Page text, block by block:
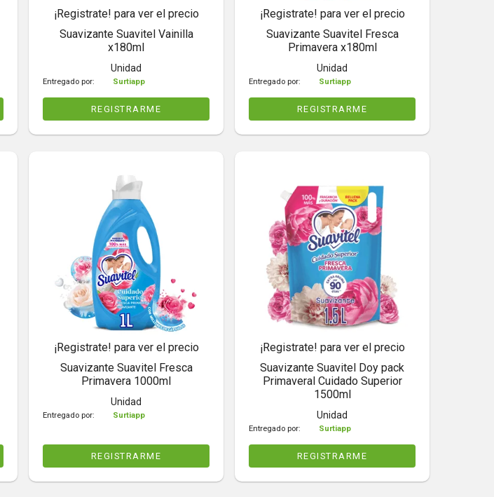
¡Registrate! para ver el precio
Suavizante Suavitel Vainilla
x180ml
Unidad
Entregado por: Surtiapp
REGISTRARME
¡Registrate! para ver el precio
Suavizante Suavitel Fresca
Primavera x180ml
Unidad
Entregado por: Surtiapp
REGISTRARME
¡Registrate! para ver el precio
Suavizante Suavitel Fresca
Primavera 1000ml
Unidad
Entregado por: Surtiapp
REGISTRARME
¡Registrate! para ver el precio
Suavizante Suavitel Doy pack
Primaveral Cuidado Superior
1500ml
Unidad
Entregado por: Surtiapp
REGISTRARME